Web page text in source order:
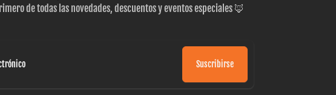
de todas las novedades, descuentos y eventos especiales 🦊
Suscribirse